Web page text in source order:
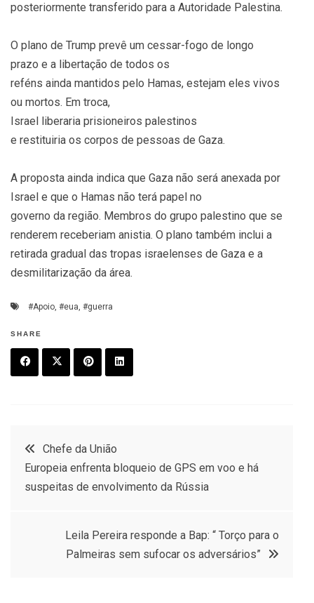
posteriormente transferido para a Autoridade Palestina.
O plano de Trump prevê um cessar-fogo de longo
prazo e a libertação de todos os
reféns ainda mantidos pelo Hamas, estejam eles vivos
ou mortos. Em troca,
Israel liberaria prisioneiros palestinos
e restituiria os corpos de pessoas de Gaza.
A proposta ainda indica que Gaza não será anexada por
Israel e que o Hamas não terá papel no
governo da região. Membros do grupo palestino que se
renderem receberiam anistia. O plano também inclui a
retirada gradual das tropas israelenses de Gaza e a
desmilitarização da área.
#Apoio, #eua, #guerra
SHARE
t
e
e
t
e
d
Post
navigation
Chefe da União
Europeia enfrenta bloqueio de GPS em voo e há
suspeitas de envolvimento da Rússia
Leila Pereira responde a Bap: “ Torço para o
Palmeiras sem sufocar os adversários”